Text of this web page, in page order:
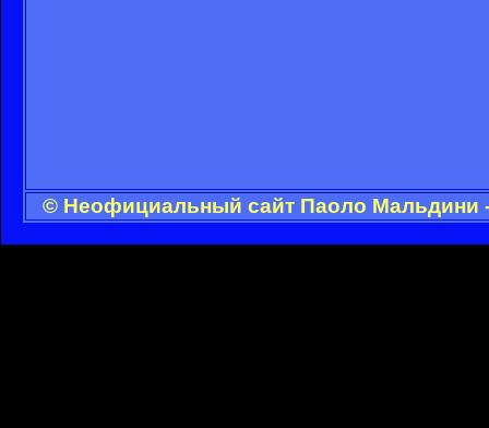
© Неофициальный сайт Паоло Мальдини